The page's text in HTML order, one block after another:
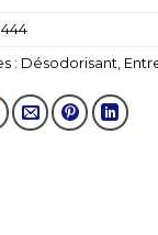
: Désodorisant,